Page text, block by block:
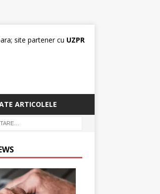
site partener cu UZPR
ARTICOLELE